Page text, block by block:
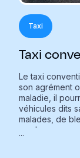
Taxi
Taxi
Le taxi
son agrément
maladie, il
véhicules dits
malades, de
rendez-vous
...